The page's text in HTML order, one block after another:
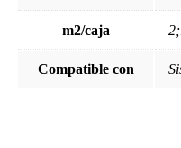
m2/caja
Compatible con